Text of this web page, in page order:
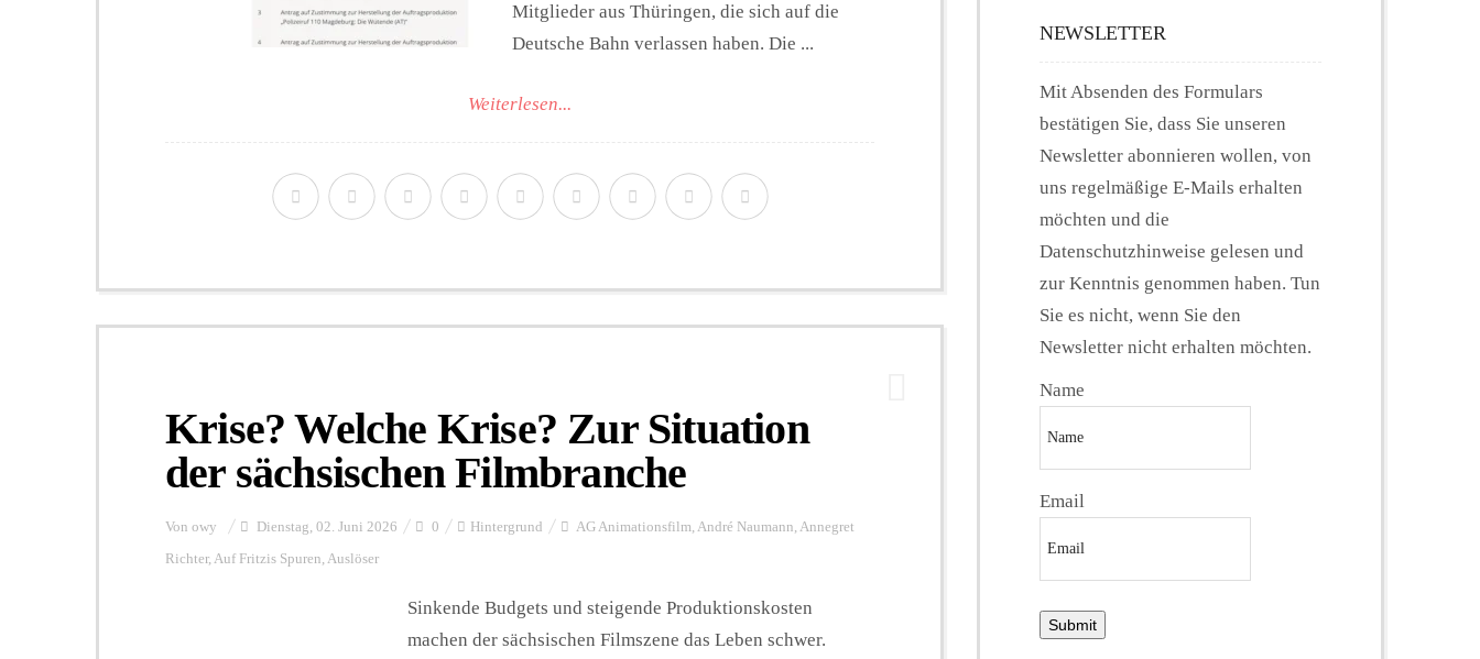
Mitglieder aus Thüringen, die sich auf die
Deutsche Bahn verlassen haben. Die ...
Weiterlesen...
Krise? Welche Krise? Zur Situation
der sächsischen Filmbranche
Von owy Dienstag, 02. Juni 2026 0 Hintergrund AG Animationsfilm André Naumann Annegret
Richter, Auf Fritzis Spuren Auslöser
Sinkende Budgets und steigende Produktionskosten
machen der sächsischen Filmszene das Leben schwer.
NEWSLETTER
Mit Absenden des Formulars
bestätigen Sie, dass Sie unseren
Newsletter abonnieren wollen, von
uns regelmäßige E-Mails erhalten
möchten und die
Datenschutzhinweise gelesen und
zur Kenntnis genommen haben. Tun
Sie es nicht, wenn Sie den
Newsletter nicht erhalten möchten.
Name
Email